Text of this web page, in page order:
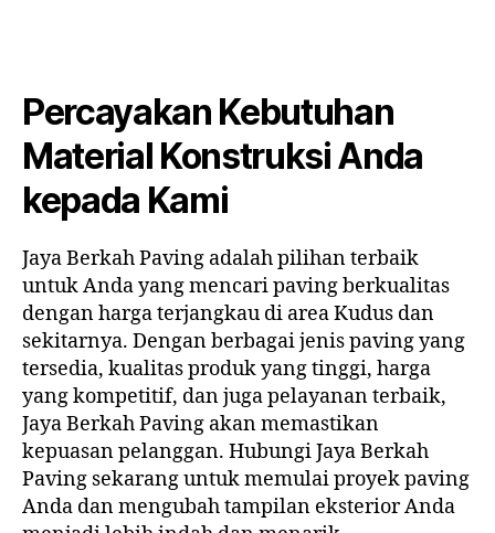
Percayakan Kebutuhan
Material Konstruksi Anda
kepada Kami
Jaya Berkah Paving adalah pilihan terbaik
untuk Anda yang mencari paving berkualitas
dengan harga terjangkau di area Kudus dan
sekitarnya. Dengan berbagai jenis paving yang
tersedia, kualitas produk yang tinggi, harga
yang kompetitif, dan juga pelayanan terbaik,
Jaya Berkah Paving akan memastikan
kepuasan pelanggan. Hubungi Jaya Berkah
Paving sekarang untuk memulai proyek paving
Anda dan mengubah tampilan eksterior Anda